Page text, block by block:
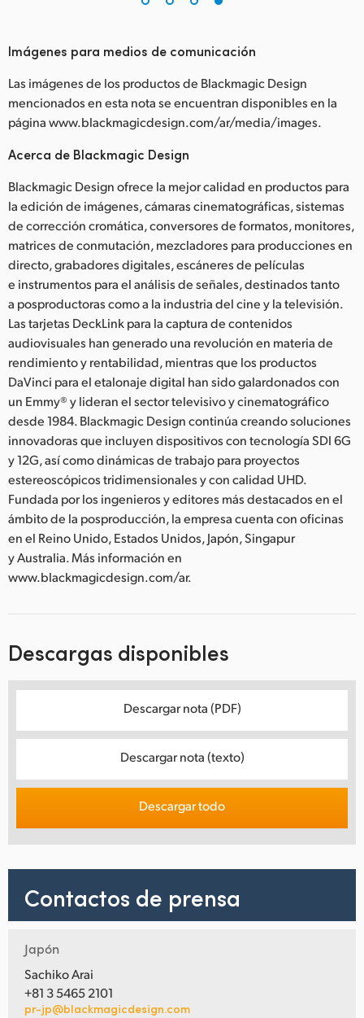
Imágenes para medios de comunicación
Las imágenes de los productos de Blackmagic Design
mencionados en esta nota se encuentran disponibles en la
página www.blackmagicdesign.com/ar/media/images.
Acerca de Blackmagic Design
Blackmagic Design ofrece la mejor calidad en productos para
la edición de imágenes, cámaras cinematográficas, sistemas
de corrección cromática, conversores de formatos, monitores,
matrices de conmutación, mezcladores para producciones en
directo, grabadores digitales, escáneres de películas
e instrumentos para el análisis de señales, destinados tanto
a posproductoras como a la industria del cine y la televisión.
Las tarjetas DeckLink para la captura de contenidos
audiovisuales han generado una revolución en materia de
rendimiento y rentabilidad, mientras que los productos
DaVinci para el etalonaje digital han sido galardonados con
un Emmy® y lideran el sector televisivo y cinematográfico
desde 1984. Blackmagic Design continúa creando soluciones
innovadoras que incluyen dispositivos con tecnología SDI 6G
y 12G, así como dinámicas de trabajo para proyectos
estereoscópicos tridimensionales y con calidad UHD.
Fundada por los ingenieros y editores más destacados en el
ámbito de la posproducción, la empresa cuenta con oficinas
en el Reino Unido, Estados Unidos, Japón, Singapur
y Australia. Más información en
www.blackmagicdesign.com/ar.
Descargas disponibles
Descargar nota (PDF)
Descargar nota (texto)
Descargar todo
Contactos de prensa
Japón
Sachiko Arai
+81 3 5465 2101
pr-jp@blackmagicdesign.com